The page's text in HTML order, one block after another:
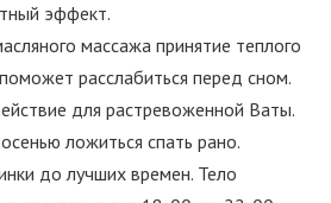
эффект.
массажа принятие теплого
расслабиться перед сном.
для растревоженной Ваты.
ложиться спать рано.
до лучших времен. Тело